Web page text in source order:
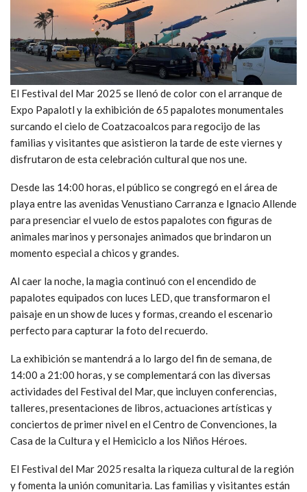
El Festival del Mar 2025 se llenó de color con el arranque de
Expo Papalotl y la exhibición de 65 papalotes monumentales
surcando el cielo de Coatzacoalcos para regocijo de las
familias y visitantes que asistieron la tarde de este viernes y
disfrutaron de esta celebración cultural que nos une.
Desde las 14:00 horas, el público se congregó en el área de
playa entre las avenidas Venustiano Carranza e Ignacio Allende
para presenciar el vuelo de estos papalotes con figuras de
animales marinos y personajes animados que brindaron un
momento especial a chicos y grandes.
Al caer la noche, la magia continuó con el encendido de
papalotes equipados con luces LED, que transformaron el
paisaje en un show de luces y formas, creando el escenario
perfecto para capturar la foto del recuerdo.
La exhibición se mantendrá a lo largo del fin de semana, de
14:00 a 21:00 horas, y se complementará con las diversas
actividades del Festival del Mar, que incluyen conferencias,
talleres, presentaciones de libros, actuaciones artísticas y
conciertos de primer nivel en el Centro de Convenciones, la
Casa de la Cultura y el Hemiciclo a los Niños Héroes.
El Festival del Mar 2025 resalta la riqueza cultural de la región
y fomenta la unión comunitaria. Las familias y visitantes están